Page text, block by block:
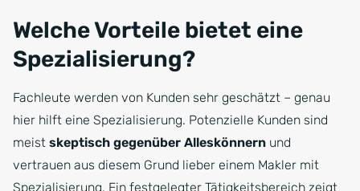
Welche Vorteile bietet eine
Spezialisierung?
Fachleute werden von Kunden sehr geschätzt – genau
hier hilft eine Spezialisierung. Potenzielle Kunden sind
meist skeptisch gegenüber Alleskönnern und
vertrauen aus diesem Grund lieber einem Makler mit
Spezialisierung. Ein festgelegter Tätigkeitsbereich zeigt